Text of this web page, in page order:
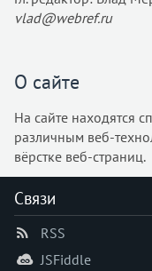
vlad@webref.ru
О сайте
На сайте находятся
различным веб-
вёрстке веб-страниц.
Связи
RSS
JSFiddle